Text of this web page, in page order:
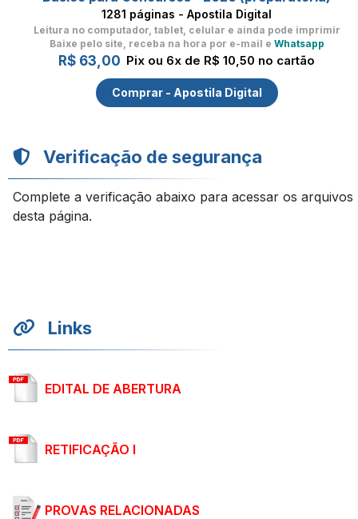
1281 páginas - Apostila Digital
Leitura no computador, tablet, celular e ainda pode imprimir
Baixe pelo site, receba na hora por e-mail e Whatsapp
R$ 63,00 Pix ou 6x de R$ 10,50 no cartão
Comprar - Apostila Digital
Verificação de segurança
Complete a verificação abaixo para acessar os arquivos
desta página.
Links
EDITAL DE ABERTURA
RETIFICAÇÃO I
PROVAS RELACIONADAS